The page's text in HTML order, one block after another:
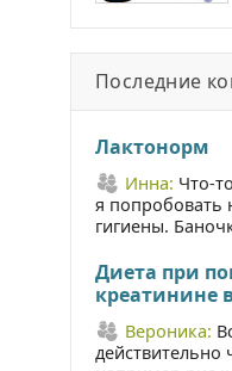
Последние
Лактонорм
Инна: Что-
я попробовать
гигиены.
Диета при
креатинине
Вероника: